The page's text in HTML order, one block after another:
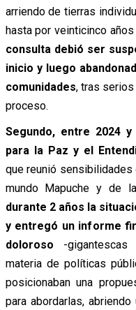
arriendo de tierras
hasta por veinticinco
consulta debió ser
inicio y luego
comunidades, tras
proceso.
Segundo, entre 2024
para la Paz y el
que reunió sensibilidades
mundo Mapuche y de
durante 2 años la
y entregó un informe
doloroso -gigantescas
materia de políticas
posicionaban una
para abordarlas,